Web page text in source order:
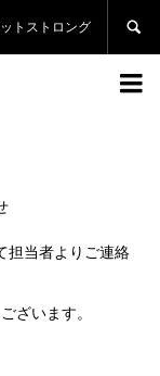
トストロング 

担当者よりご連絡
ざいます。